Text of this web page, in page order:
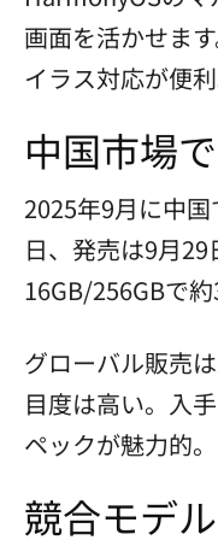
画面を活かせま
イラス対応が便利
中国市場
2025年9月に中
日、発売は9月
16GB/256GBで約
グローバル販売
目度は高い。入
ペックが魅力的。
競合モデ